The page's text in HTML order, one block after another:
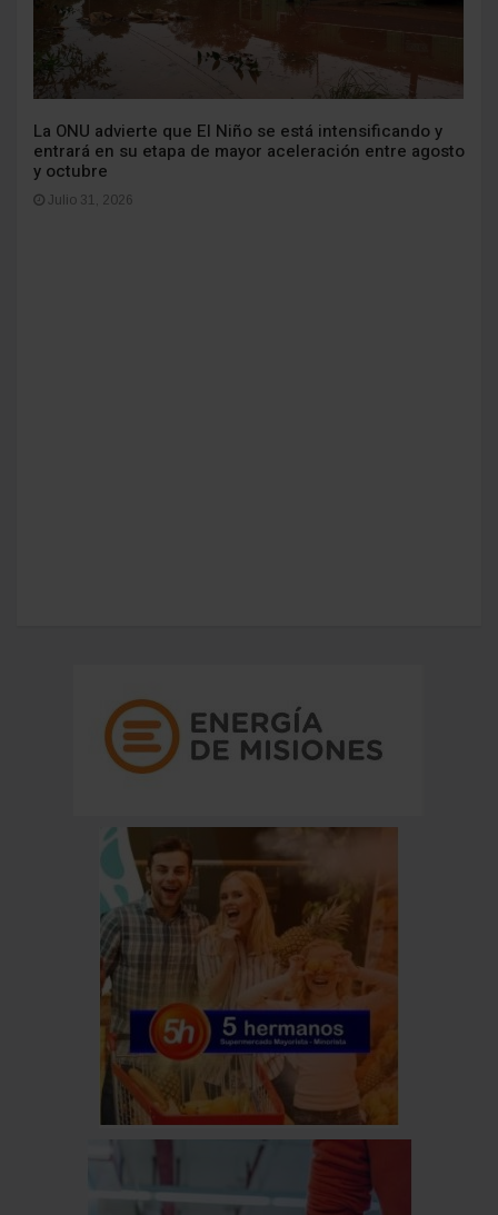
La ONU advierte que El Niño se está intensificando y
entrará en su etapa de mayor aceleración entre agosto
y octubre
Julio 31, 2026